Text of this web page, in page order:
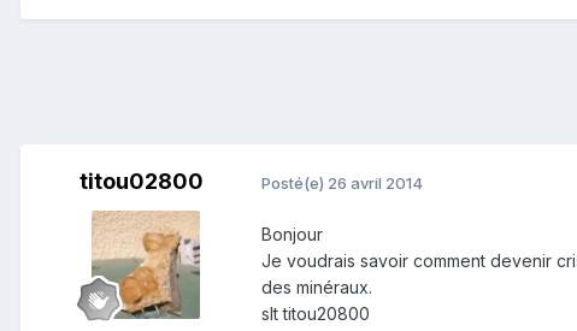
titou02800 Posté(e) 26 avril 2014
Bonjour
Je voudrais savoir comment devenir
des minéraux.
slt titou20800